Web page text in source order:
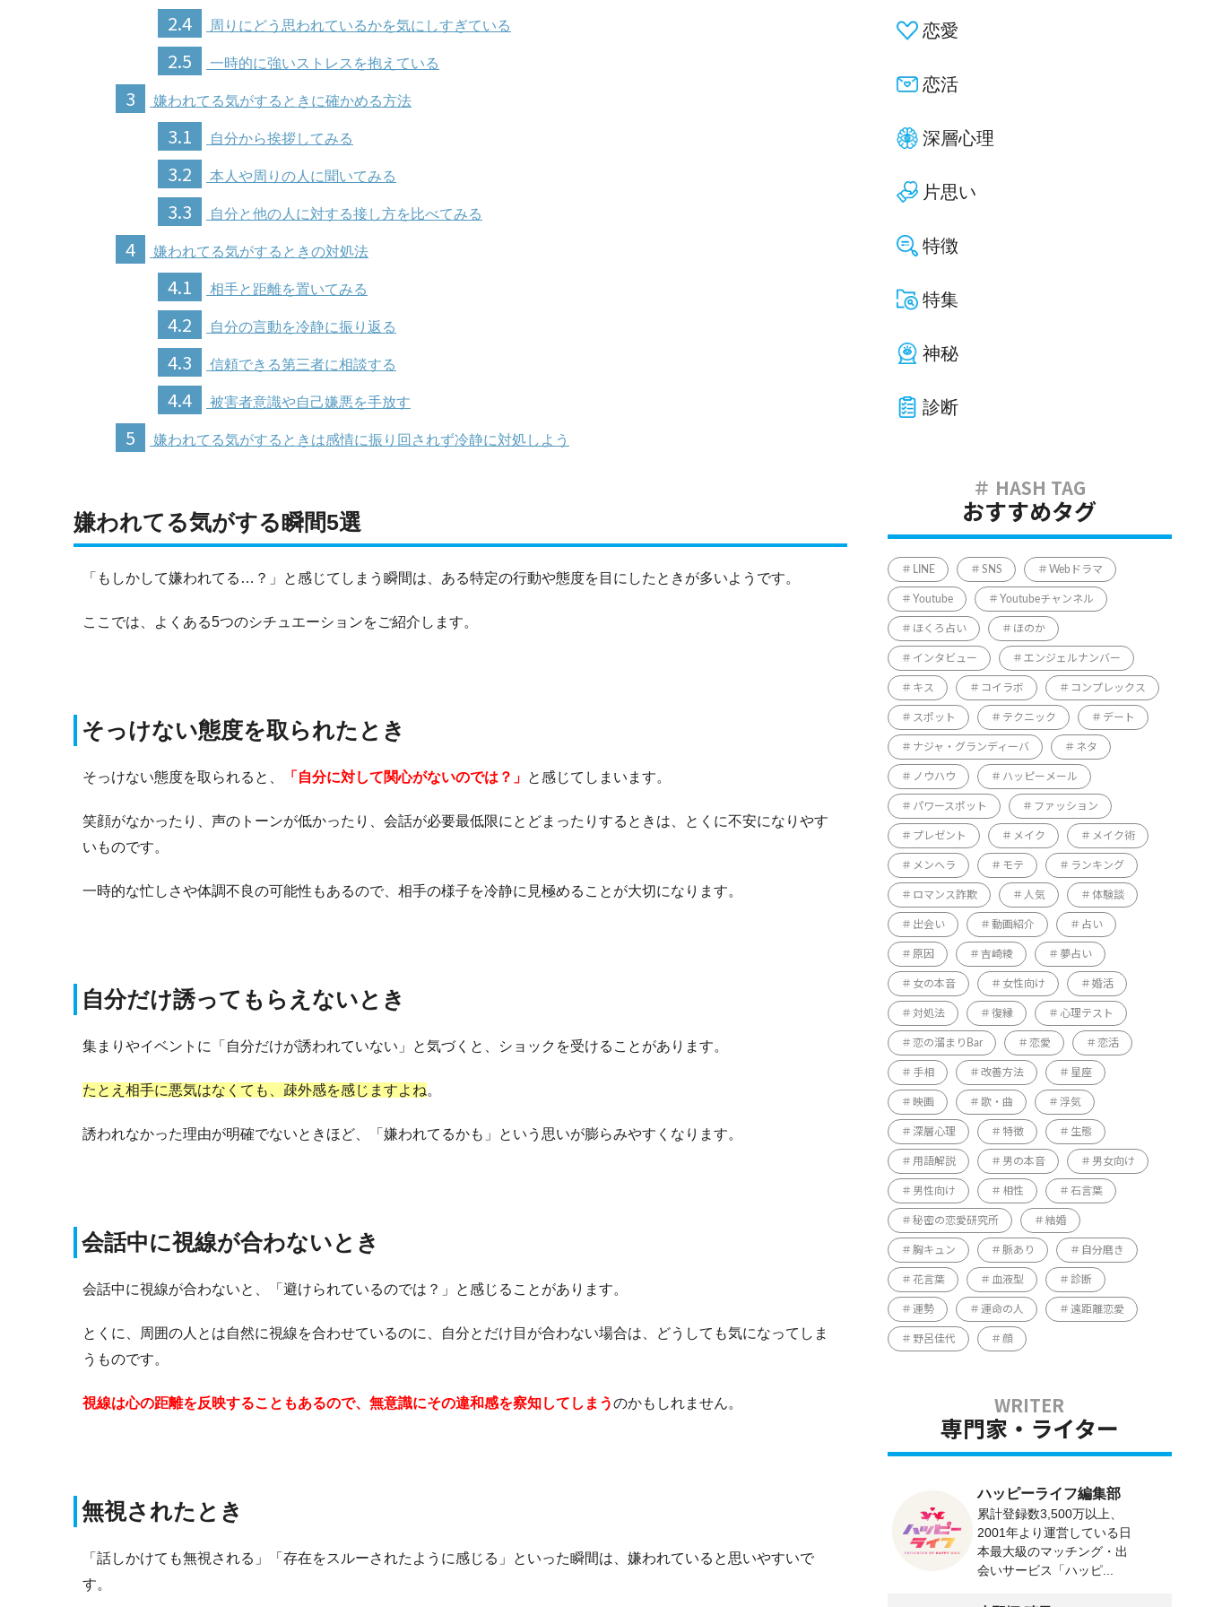
2.4 周りにどう思われているかを気にしすぎている
2.5 一時的に強いストレスを抱えている
3 嫌われてる気がするときに確かめる方法
3.1 自分から挨拶してみる
3.2 本人や周りの人に聞いてみる
3.3 自分と他の人に対する接し方を比べてみる
4 嫌われてる気がするときの対処法
4.1 相手と距離を置いてみる
4.2 自分の言動を冷静に振り返る
4.3 信頼できる第三者に相談する
4.4 被害者意識や自己嫌悪を手放す
5 嫌われてる気がするときは感情に振り回されず冷静に対処しよう
嫌われてる気がする瞬間5選
「もしかして嫌われてる…？」と感じてしまう瞬間は、ある特定の行動や態度を目にしたときが多いようです。
ここでは、よくある5つのシチュエーションをご紹介します。
そっけない態度を取られたとき
そっけない態度を取られると、 「自分に対して関心がないのでは？」 と感じてしまいます。
笑顔がなかったり、声のトーンが低かったり、会話が必要最低限にとどまったりするときは、とくに不安になりやす
いものです。
一時的な忙しさや体調不良の可能性もあるので、相手の様子を冷静に見極めることが大切になります。
自分だけ誘ってもらえないとき
集まりやイベントに「自分だけが誘われていない」と気づくと、ショックを受けることがあります。
たとえ相手に悪気はなくても、疎外感を感じますよね。
誘われなかった理由が明確でないときほど、「嫌われてるかも」という思いが膨らみやすくなります。
会話中に視線が合わないとき
会話中に視線が合わないと、「避けられているのでは？」と感じることがあります。
とくに、周囲の人とは自然に視線を合わせているのに、自分とだけ目が合わない場合は、どうしても気になってしま
うものです。
視線は心の距離を反映することもあるので、無意識にその違和感を察知してしまうのかもしれません。
無視されたとき
「話しかけても無視される」「存在をスルーされたように感じる」といった瞬間は、嫌われていると思いやすいで
す。
恋愛
恋活
深層心理
片思い
特徴
特集
神秘
診断
おすすめタグ
LINE SNS Webドラマ
Youtube Youtubeチャンネル
ほくろ占い ほのか
インタビュー エンジェルナンバー
キス コイラボ コンプレックス
スポット テクニック デート
ナジャ・グランディーバ ネタ
ノウハウ ハッピーメール
パワースポット ファッション
プレゼント メイク メイク術
メンヘラ モテ ランキング
ロマンス詐欺 人気 体験談
出会い 動画紹介 占い
原因 吉崎綾 夢占い
女の本音 女性向け 婚活
対処法 復縁 心理テスト
恋の溜まりBar 恋愛 恋活
手相 改善方法 星座
映画 歌・曲 浮気
深層心理 特徴 生態
用語解説 男の本音 男女向け
男性向け 相性 石言葉
秘密の恋愛研究所 結婚
胸キュン 脈あり 自分磨き
花言葉 血液型 診断
運勢 運命の人 遠距離恋愛
野呂佳代 顔
専門家・ライター
ハッピーライフ編集部
累計登録数3,500万以上、
2001年より運営している日
本最大級のマッチング・出
会いサービス「ハッピ...